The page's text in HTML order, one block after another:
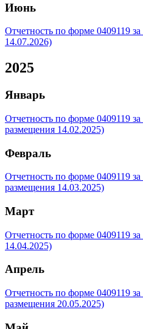
Июнь
Отчетность по форме 0409119
14.07.2026)
2025
Январь
Отчетность по форме 0409119
размещения 14.02.2025)
Февраль
Отчетность по форме 0409119
размещения 14.03.2025)
Март
Отчетность по форме 0409119
14.04.2025)
Апрель
Отчетность по форме 0409119
размещения 20.05.2025)